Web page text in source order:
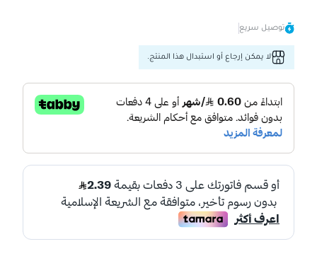
توصيل سريع
لا يمكن إرجاع أو استبدال هذا المنتج.